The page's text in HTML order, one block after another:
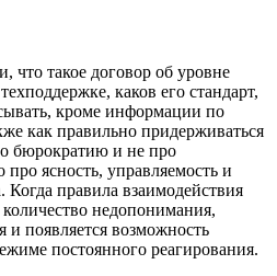
что такое договор об уровне
каков его стандарт,
кроме информации по
как правильно придерживаться
бюрократию и не про
ясность, управляемость и
Когда правила взаимодействия
недопонимания,
появляется возможность
постоянного реагирования.